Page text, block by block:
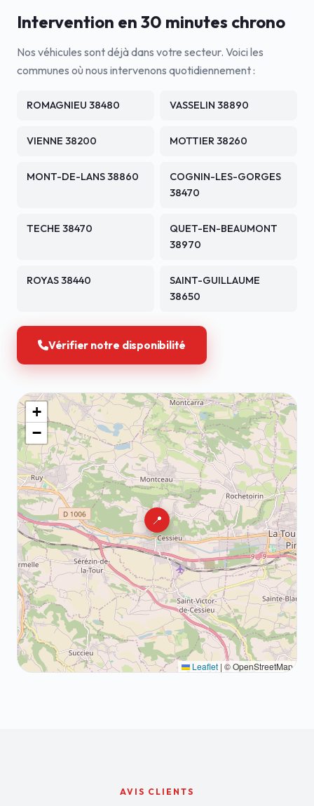
Intervention en 30 minutes chrono
Nos véhicules sont déjà dans votre secteur. Voici les
communes où nous intervenons quotidiennement :
ROMAGNIEU 38480 VASSELIN 38890
VIENNE 38200 MOTTIER 38260
MONT-DE-LANS 38860
COGNIN-LES-GORGES
38470
TECHE 38470
QUET-EN-BEAUMONT
38970
ROYAS 38440
SAINT-GUILLAUME
38650
Vérifier notre disponibilité
📍
+
−
Leaflet | © OpenStreetMap
AVIS CLIENTS